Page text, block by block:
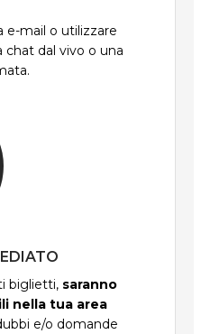
e-mail o utilizzare
chat dal vivo o una
biglietti, saranno
nella tua area
e/o domande